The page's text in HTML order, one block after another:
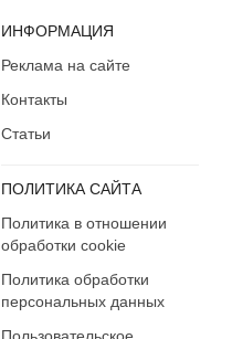
ИНФОРМАЦИЯ
Реклама на сайте
Контакты
Статьи
ПОЛИТИКА САЙТА
Политика в отношении
обработки cookie
Политика обработки
персональных данных